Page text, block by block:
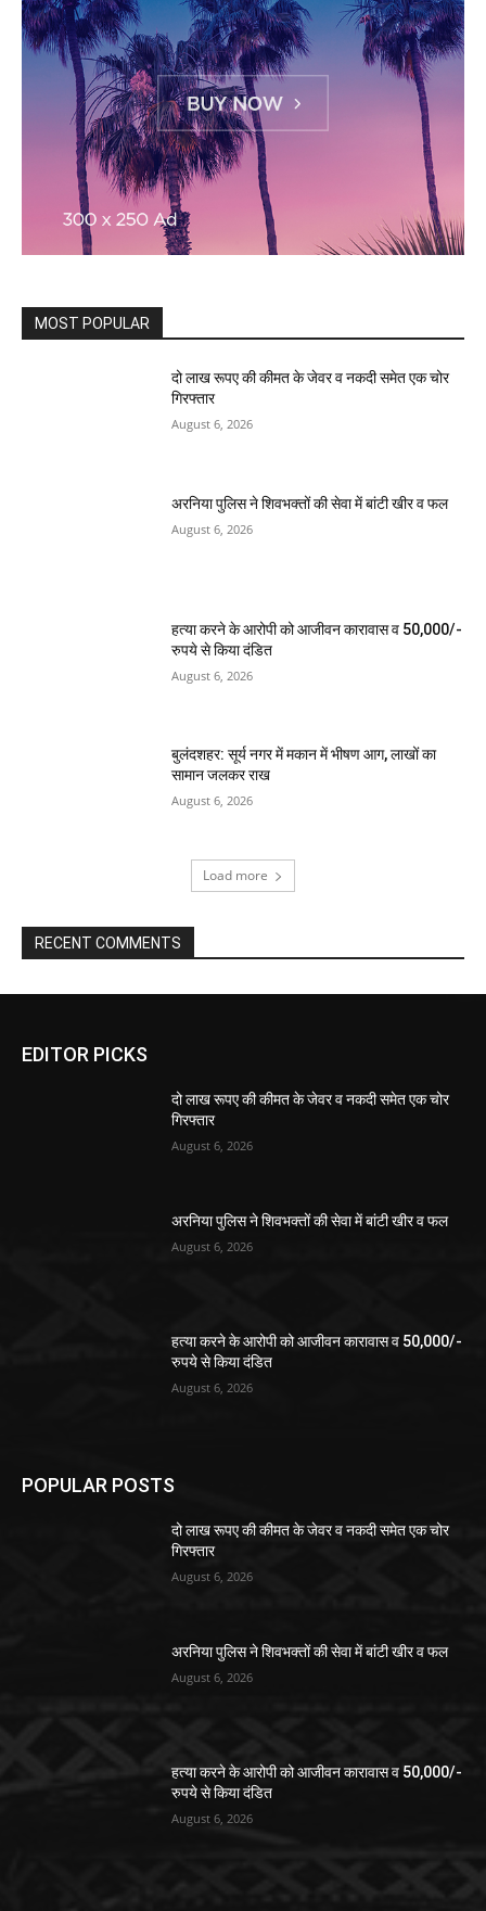
MOST POPULAR
दो लाख रूपए की कीमत के जेवर व नकदी समेत एक चोर
गिरफ्तार
August 6, 2026
अरनिया पुलिस ने शिवभक्तों की सेवा में बांटी खीर व फल
August 6, 2026
हत्या करने के आरोपी को आजीवन कारावास व 50,000/-
रुपये से किया दंडित
August 6, 2026
बुलंदशहर: सूर्य नगर में मकान में भीषण आग, लाखों का
सामान जलकर राख
August 6, 2026
Load more
RECENT COMMENTS
EDITOR PICKS
दो लाख रूपए की कीमत के जेवर व नकदी समेत एक चोर
गिरफ्तार
August 6, 2026
अरनिया पुलिस ने शिवभक्तों की सेवा में बांटी खीर व फल
August 6, 2026
हत्या करने के आरोपी को आजीवन कारावास व 50,000/-
रुपये से किया दंडित
August 6, 2026
POPULAR POSTS
दो लाख रूपए की कीमत के जेवर व नकदी समेत एक चोर
गिरफ्तार
August 6, 2026
अरनिया पुलिस ने शिवभक्तों की सेवा में बांटी खीर व फल
August 6, 2026
हत्या करने के आरोपी को आजीवन कारावास व 50,000/-
रुपये से किया दंडित
August 6, 2026